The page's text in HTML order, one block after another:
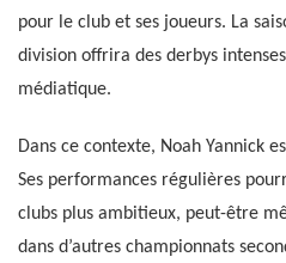
pour le club et ses joueurs. La
division offrira des derbys
médiatique.
Dans ce contexte, Noah Yannick
Ses performances régulières
clubs plus ambitieux, peut-être
dans d’autres championnats